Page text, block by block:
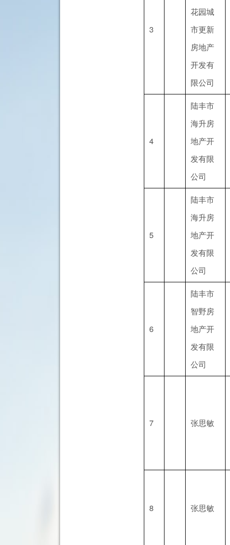
3
花园城
市更新
房地产
开发有
限公司
4
陆丰市
海升房
地产开
发有限
公司
5
陆丰市
海升房
地产开
发有限
公司
6
陆丰市
智野房
地产开
发有限
公司
7 张思敏
8 张思敏